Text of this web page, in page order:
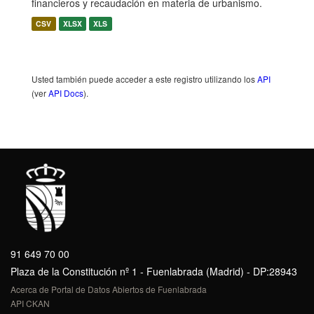
financieros y recaudación en materia de urbanismo.
CSV XLSX XLS
Usted también puede acceder a este registro utilizando losAPI
(verAPI Docs).
91 649 70 00
Plaza de la Constitución nº 1 - Fuenlabrada (Madrid) - DP:28943
Acerca de Portal de Datos Abiertos de Fuenlabrada
API CKAN